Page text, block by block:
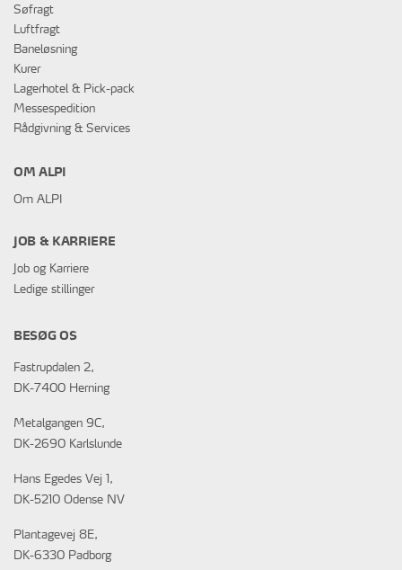
Søfragt
Luftfragt
Baneløsning
Kurer
Lagerhotel & Pick-pack
Messespedition
Rådgivning & Services
OM ALPI
Om ALPI
JOB & KARRIERE
Job og Karriere
Ledige stillinger
BESØG OS
Fastrupdalen 2,
DK-7400 Herning
Metalgangen 9C,
DK-2690 Karlslunde
Hans Egedes Vej 1,
DK-5210 Odense NV
Plantagevej 8E,
DK-6330 Padborg